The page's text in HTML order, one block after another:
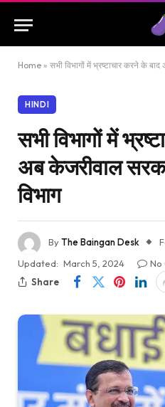
Home » सभी विभागों में भ्रष्टाचार करने के
HINDI
सभी विभागों में
अब केजरीवाल
विभाग
ByThe Baingan Desk
Updated: March 5, 2024 No
Share